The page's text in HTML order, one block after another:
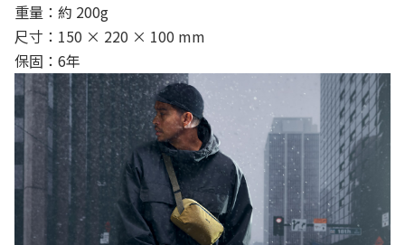
重量：約 200g
尺寸：150 × 220 × 100 mm
保固：6年